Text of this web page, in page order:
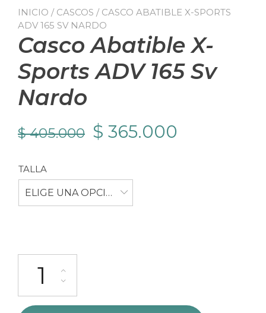
INICIO / CASCOS / CASCO ABATIBLE X-SPORTS
ADV 165 SV NARDO
Casco Abatible X-
Sports ADV 165 Sv
Nardo
$405.000 El
original
era:
$ 365.000
TALLA
ELIGE UNA OPCIÓN